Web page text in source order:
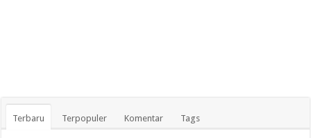
Terbaru Terpopuler Komentar Tags